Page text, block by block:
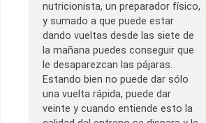
nutricionista, un preparador físico,
y sumado a que puede estar
dando vueltas desde las siete de
la mañana puedes conseguir que
le desaparezcan las pájaras.
Estando bien no puede dar sólo
una vuelta rápida, puede dar
veinte y cuando entiende esto la